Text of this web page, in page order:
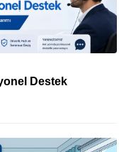
Destek